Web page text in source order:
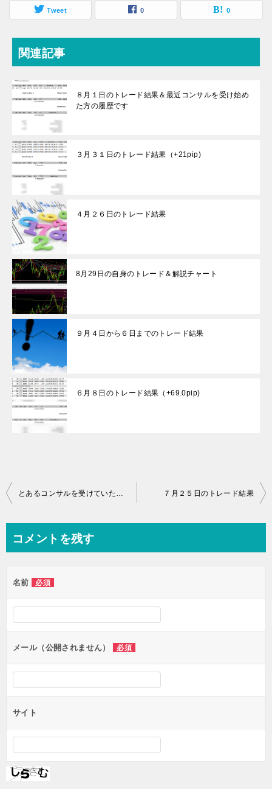
Tweet 0 0
関連記事
８月１日のトレード結果＆最近コンサルを受け始め
た方の履歴です
３月３１日のトレード結果（+21pip)
４月２６日のトレード結果
8月29日の自身のトレード＆解説チャート
９月４日から６日までのトレード結果
６月８日のトレード結果（+69.0pip)
投
ビ
ー
シ
ョ
ン
７月２５日のトレード結果
コメントを残す
名前 必須
メール（公開されません） 必須
サイト